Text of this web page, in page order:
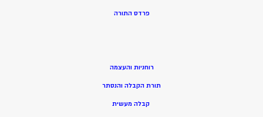
פרדס התורה
רוחניות והעצמה
תורת הקבלה והנסתר
קבלה מעשית